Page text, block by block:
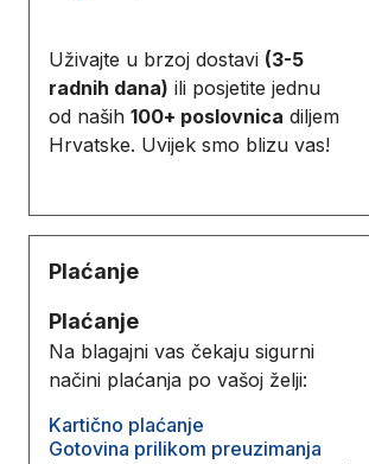
Uživajte u brzoj dostavi (3-5
radnih dana) ili posjetite jednu
od naših 100+ poslovnica diljem
Hrvatske. Uvijek smo blizu vas!
Plaćanje
Plaćanje
Na blagajni vas čekaju sigurni
načini plaćanja po vašoj želji:
Kartično plaćanje
Gotovina prilikom preuzimanja